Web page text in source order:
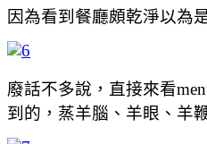
因為看到餐廳頗乾淨以為
廢話不多說，直接來看
到的，蒸羊腦、羊眼、羊